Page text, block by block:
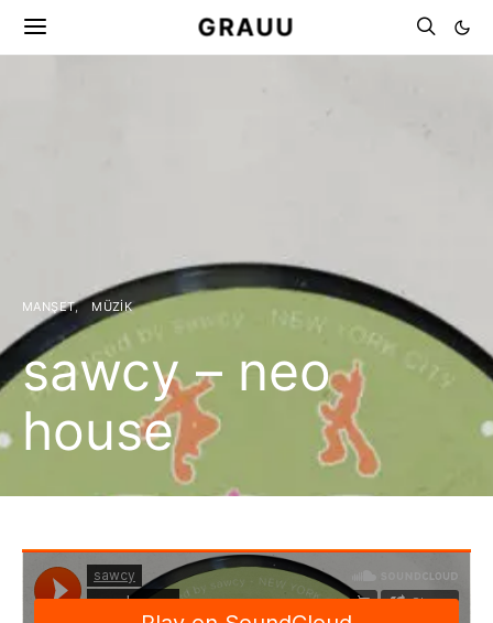
GRAUU
MANŞET MÜZIK
sawcy – neo
house